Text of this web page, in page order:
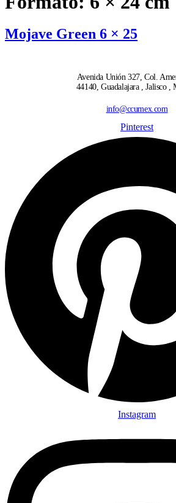
Mojave Green 6 × 25
Avenida Unión 327, Col.
44140, Guadalajara , Jalisco ,
info@ccumex.com
Pinterest
Instagram